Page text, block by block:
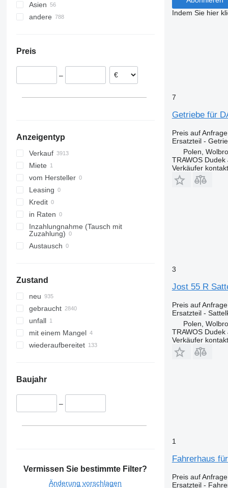
Sprinter
Tourino
V-Class
Premium
T-series
Niederlande
Rumänien
Mińsk Mazowiecki
Wołomin
Inowrocław
alle anzeigen
Portugal
Belgien
Asien
Türkei
andere
Preis
–
Anzeigentyp
Verkauf
Miete
vom Hersteller
Leasing
Kredit
in Raten
Inzahlungnahme (Tausch mit
Zuzahlung)
Austausch
Zustand
neu
gebraucht
unfall
mit einem Mangel
wiederaufbereitet
Baujahr
–
Vermissen Sie bestimmte Filter?
Änderung vorschlagen
Indem Sie hier
7
Getriebe für
Preis auf Anfrage
Ersatzteil -
Polen,
TRAWOS Dudek
Verkäufer
3
Jost 55 R
Preis auf Anfrage
Ersatzteil -
Polen,
TRAWOS Dudek
Verkäufer
1
Fahrerhaus
Preis auf Anfrage
Ersatzteil -